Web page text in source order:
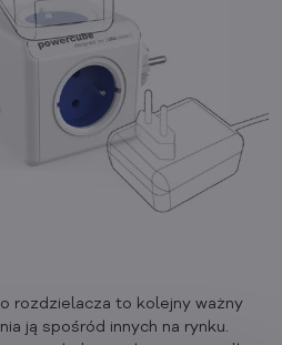
rozdzielacza to kolejny ważny
ją spośród innych na rynku.